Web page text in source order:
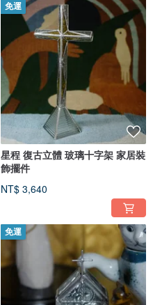
免運
星程 復古立體 玻璃十字架 家居裝
飾擺件
NT$ 3,640
免運